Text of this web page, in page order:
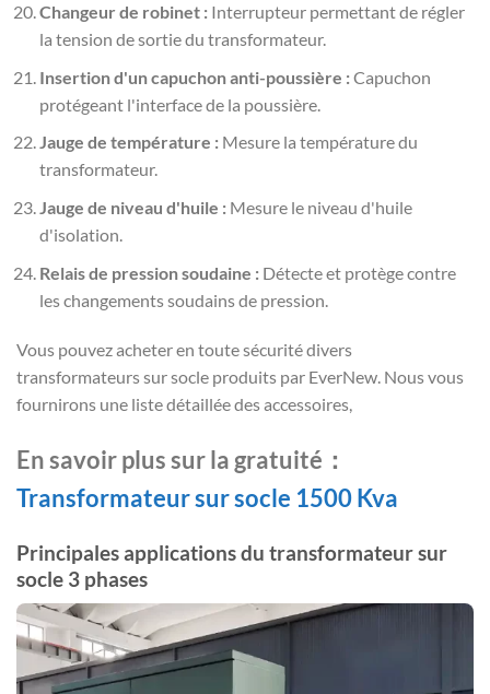
Changeur de robinet :Interrupteur permettant de régler
la tension de sortie du transformateur.
Insertion d'un capuchon anti-poussière :Capuchon
protégeant l'interface de la poussière.
Jauge de température :Mesure la température du
transformateur.
Jauge de niveau d'huile :Mesure le niveau d'huile
d'isolation.
Relais de pression soudaine :Détecte et protège contre
les changements soudains de pression.
Vous pouvez acheter en toute sécurité divers
transformateurs sur socle produits par EverNew. Nous vous
fournirons une liste détaillée des accessoires,
En savoir plus sur la gratuité ：
Transformateur sur socle 1500 Kva
Principales applications du transformateur sur
socle 3 phases